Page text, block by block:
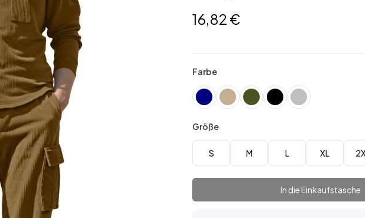
16,82 €
Farbe
Größe
S M L XL
In die Einkaufstasche